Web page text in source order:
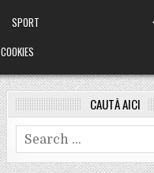
SPORT
COOKIES
CAUTĂ AICI
Search
for: